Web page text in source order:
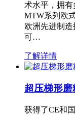
术水平，拥
MTW系列欧
欧洲先进制
可…
了解详情
超压梯形磨
获得了CE和